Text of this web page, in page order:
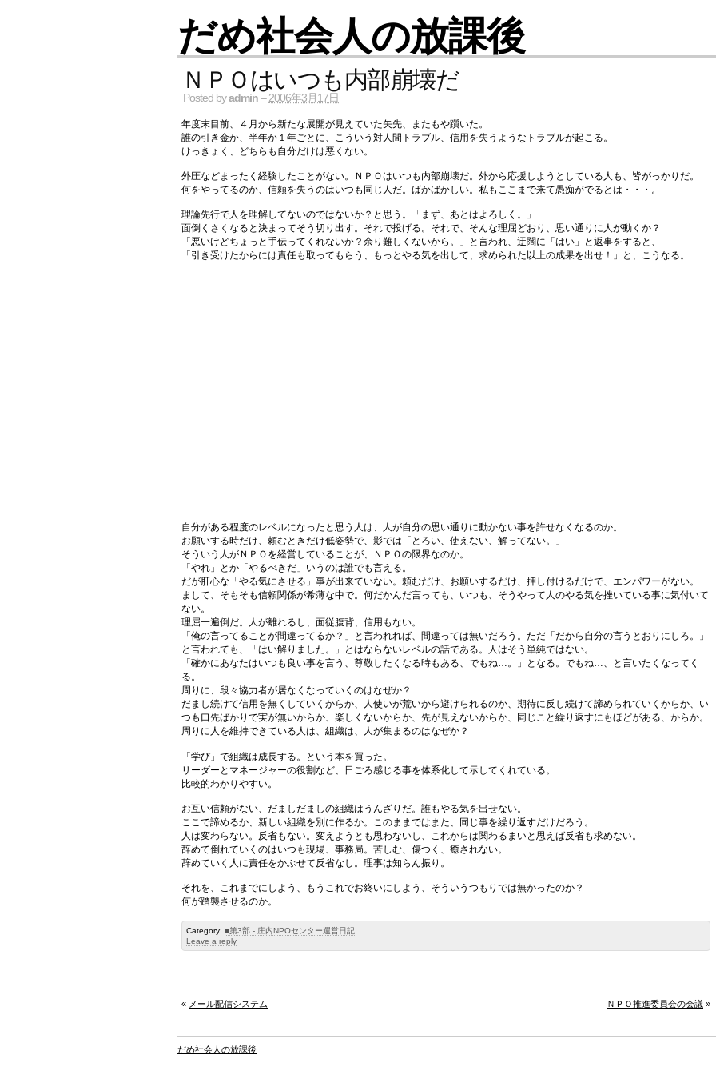
だめ社会人の放課後
ＮＰＯはいつも内部崩壊だ
Posted byadmin –2006年3月17日
年度末目前、４月から新たな展開が見えていた矢先、またもや躓いた。
誰の引き金か、半年か１年ごとに、こういう対人間トラブル、信用を失うようなトラブルが起こる。
けっきょく、どちらも自分だけは悪くない。
外圧などまったく経験したことがない。ＮＰＯはいつも内部崩壊だ。外から応援しようとしている人も、皆がっかりだ。
何をやってるのか、信頼を失うのはいつも同じ人だ。ばかばかしい。私もここまで来て愚痴がでるとは・・・。
理論先行で人を理解してないのではないか？と思う。「まず、あとはよろしく。」
面倒くさくなると決まってそう切り出す。それで投げる。それで、そんな理屈どおり、思い通りに人が動くか？
「悪いけどちょっと手伝ってくれないか？余り難しくないから。」と言われ、迂闊に「はい」と返事をすると、
「引き受けたからには責任も取ってもらう、もっとやる気を出して、求められた以上の成果を出せ！」と、こうなる。
自分がある程度のレベルになったと思う人は、人が自分の思い通りに動かない事を許せなくなるのか。
お願いする時だけ、頼むときだけ低姿勢で、影では「とろい、使えない、解ってない。」
そういう人がＮＰＯを経営していることが、ＮＰＯの限界なのか。
「やれ」とか「やるべきだ」いうのは誰でも言える。
だが肝心な「やる気にさせる」事が出来ていない。頼むだけ、お願いするだけ、押し付けるだけで、エンパワーがない。
まして、そもそも信頼関係が希薄な中で。何だかんだ言っても、いつも、そうやって人のやる気を挫いている事に気付いて
ない。
理屈一遍倒だ。人が離れるし、面従腹背、信用もない。
「俺の言ってることが間違ってるか？」と言われれば、間違っては無いだろう。ただ「だから自分の言うとおりにしろ。」
と言われても、「はい解りました。」とはならないレベルの話である。人はそう単純ではない。
「確かにあなたはいつも良い事を言う、尊敬したくなる時もある、でもね…。」となる。でもね…、と言いたくなってく
る。
周りに、段々協力者が居なくなっていくのはなぜか？
だまし続けて信用を無くしていくからか、人使いが荒いから避けられるのか、期待に反し続けて諦められていくからか、い
つも口先ばかりで実が無いからか、楽しくないからか、先が見えないからか、同じこと繰り返すにもほどがある、からか。
周りに人を維持できている人は、組織は、人が集まるのはなぜか？
「学び」で組織は成長する。という本を買った。
リーダーとマネージャーの役割など、日ごろ感じる事を体系化して示してくれている。
比較的わかりやすい。
お互い信頼がない、だましだましの組織はうんざりだ。誰もやる気を出せない。
ここで諦めるか、新しい組織を別に作るか。このままではまた、同じ事を繰り返すだけだろう。
人は変わらない。反省もない。変えようとも思わないし、これからは関わるまいと思えば反省も求めない。
辞めて倒れていくのはいつも現場、事務局。苦しむ、傷つく、癒されない。
辞めていく人に責任をかぶせて反省なし。理事は知らん振り。
それを、これまでにしよう、もうこれでお終いにしよう、そういうつもりでは無かったのか？
何が踏襲させるのか。
Category: ■第3部 - 庄内NPOセンター運営日記
Leave a reply
« メール配信システム ＮＰＯ推進委員会の会議 »
だめ社会人の放課後